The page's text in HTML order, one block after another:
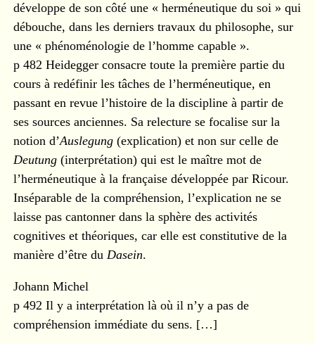
développe de son côté une « herméneutique du soi » qui
débouche, dans les derniers travaux du philosophe, sur
une « phénoménologie de l’homme capable ».
p 482 Heidegger consacre toute la première partie du
cours à redéfinir les tâches de l’herméneutique, en
passant en revue l’histoire de la discipline à partir de
ses sources anciennes. Sa relecture se focalise sur la
notion d’Auslegung(explication) et non sur celle de
Deutung(interprétation) qui est le maître mot de
l’herméneutique à la française développée par Ricour.
Inséparable de la compréhension, l’explication ne se
laisse pas cantonner dans la sphère des activités
cognitives et théoriques, car elle est constitutive de la
manière d’être du Dasein.
Johann Michel
p 492 Il y a interprétation là où il n’y a pas de
compréhension immédiate du sens. […]